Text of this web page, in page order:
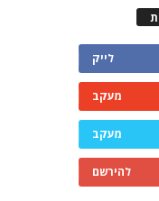
לייק
מעקב
מעקב
להירשם